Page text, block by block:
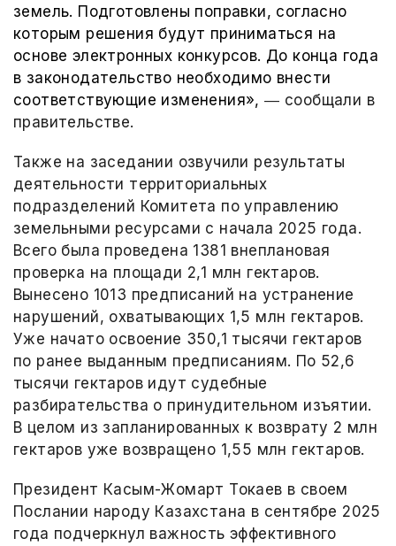
земель. Подготовлены поправки, согласно
которым решения будут приниматься на
основе электронных конкурсов. До конца года
в законодательство необходимо внести
соответствующие изменения», ― сообщали в
правительстве.
Также на заседании озвучили результаты
деятельности территориальных
подразделений Комитета по управлению
земельными ресурсами с начала 2025 года.
Всего была проведена 1381 внеплановая
проверка на площади 2,1 млн гектаров.
Вынесено 1013 предписаний на устранение
нарушений, охватывающих 1,5 млн гектаров.
Уже начато освоение 350,1 тысячи гектаров
по ранее выданным предписаниям. По 52,6
тысячи гектаров идут судебные
разбирательства о принудительном изъятии.
В целом из запланированных к возврату 2 млн
гектаров уже возвращено 1,55 млн гектаров.
Президент Касым-Жомарт Токаев в своем
Послании народу Казахстана в сентябре 2025
года подчеркнул важность эффективного